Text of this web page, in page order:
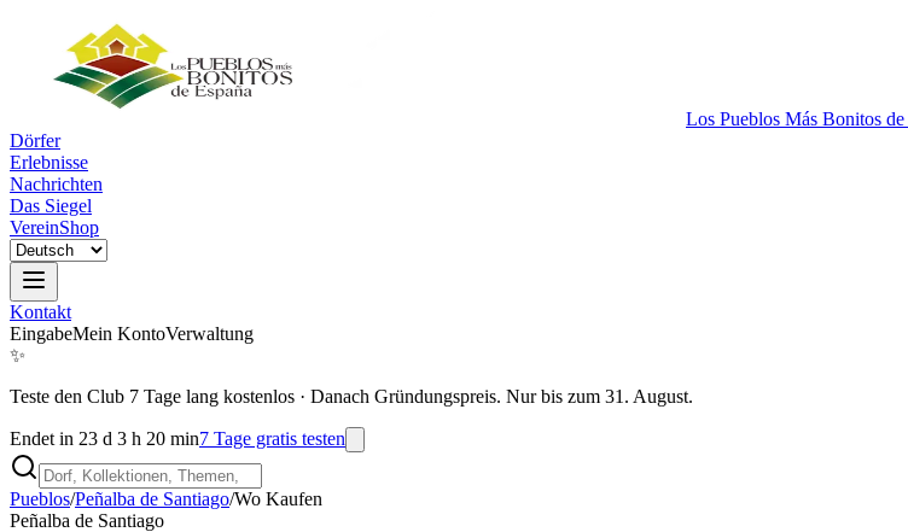
Los Pueblos Más Bonitos
Dörfer
Erlebnisse
Nachrichten
Das Siegel
VereinShop
Kontakt
EingabeMein KontoVerwaltung
✨
Teste den Club 7 Tage lang kostenlos · Danach Gründungspreis. Nur bis zum 31. August.
Endet in 23 d 3 h 20 min7 Tage gratis testen
Pueblos/Peñalba de Santiago/Wo Kaufen
Peñalba de Santiago